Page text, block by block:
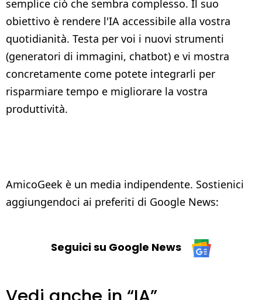
semplice ciò che sembra complesso. Il suo
obiettivo è rendere l'IA accessibile alla vostra
quotidianità. Testa per voi i nuovi strumenti
(generatori di immagini, chatbot) e vi mostra
concretamente come potete integrarli per
risparmiare tempo e migliorare la vostra
produttività.
AmicoGeek è un media indipendente. Sostienici
aggiungendoci ai preferiti di Google News:
Seguici su Google News